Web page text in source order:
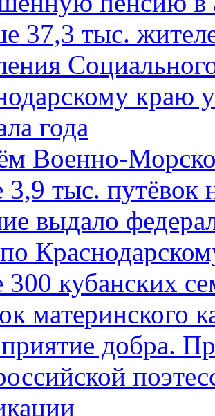
37,3 тыс.
краю
года
Военно-
3,9 тыс. путёвок
выдало
300 кубанских
материнского
добра.